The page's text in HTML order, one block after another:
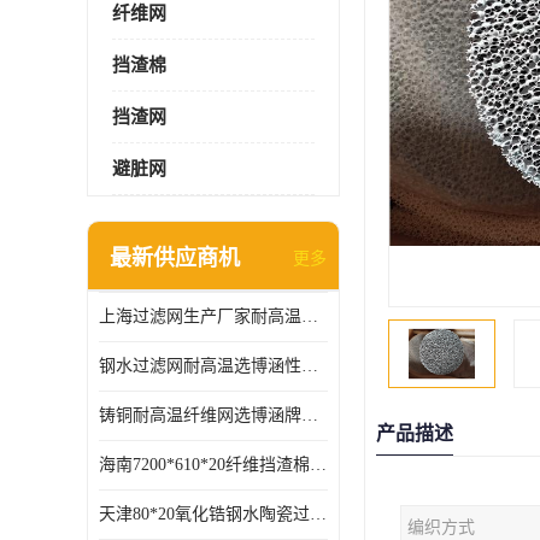
纤维网
挡渣棉
挡渣网
避脏网
最新供应商机 更多
上海过滤网生产厂家耐高温可定制供应及时
钢水过滤网耐高温选博涵性能稳定价格合适
铸铜耐高温纤维网选博涵牌质量稳定
海南7200*610*20纤维挡渣棉耐高温
天津80*20氧化锆钢水陶瓷过滤器过滤效果明显
产品描述
编织方式